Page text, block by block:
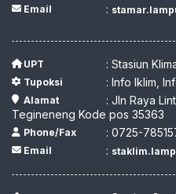
Email :
UPT : Stasiun
Tupoksi : Info Iklim,
Alamat
: Jln Raya
Tegineneng Kode pos 35363
Phone/Fax : 0725-
Email :